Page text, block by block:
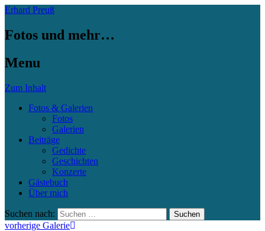
Erhard Preuß
Fotos und mehr…
Menu
Zum Inhalt
Fotos & Galerien
Fotos
Galerien
Beiträge
Gedichte
Geschichten
Konzerte
Gästebuch
Über mich
Suchen nach:
vorherige Galerie